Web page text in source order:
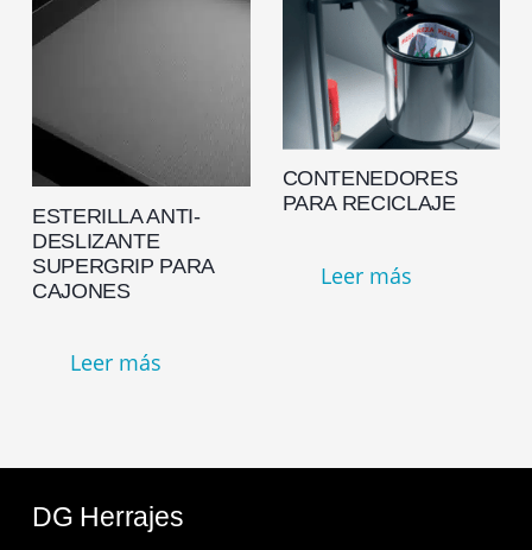
ESTERILLA ANTI-
DESLIZANTE
SUPERGRIP PARA
CAJONES
Leer más
CONTENEDORES
PARA RECICLAJE
Leer más
DG Herrajes